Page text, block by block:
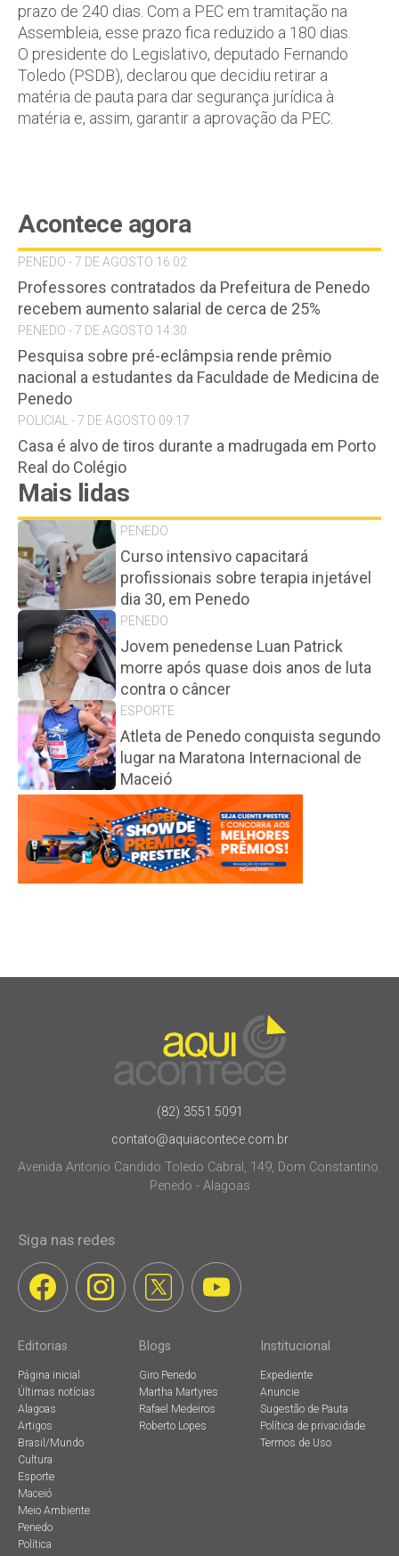
prazo de 240 dias. Com a PEC em tramitação na
Assembleia, esse prazo fica reduzido a 180 dias.
O presidente do Legislativo, deputado Fernando
Toledo (PSDB), declarou que decidiu retirar a
matéria de pauta para dar segurança jurídica à
matéria e, assim, garantir a aprovação da PEC.
Acontece agora
PENEDO - 7 DE AGOSTO 16:02
Professores contratados da Prefeitura de Penedo
recebem aumento salarial de cerca de 25%
PENEDO - 7 DE AGOSTO 14:30
Pesquisa sobre pré-eclâmpsia rende prêmio
nacional a estudantes da Faculdade de Medicina de
Penedo
POLICIAL - 7 DE AGOSTO 09:17
Casa é alvo de tiros durante a madrugada em Porto
Real do Colégio
Mais lidas
PENEDO
Curso intensivo capacitará
profissionais sobre terapia injetável
dia 30, em Penedo
PENEDO
Jovem penedense Luan Patrick
morre após quase dois anos de luta
contra o câncer
ESPORTE
Atleta de Penedo conquista segundo
lugar na Maratona Internacional de
Maceió
(82) 3551.5091
contato@aquiacontece.com.br
Avenida Antonio Candido Toledo Cabral, 149, Dom Constantino.
Penedo - Alagoas
Siga nas redes
Editorias
Página inicial
Últimas notícias
Alagoas
Artigos
Brasil/Mundo
Cultura
Esporte
Maceió
Meio Ambiente
Penedo
Política
Blogs
Giro Penedo
Martha Martyres
Rafael Medeiros
Roberto Lopes
Institucional
Expediente
Anuncie
Sugestão de Pauta
Política de privacidade
Termos de Uso